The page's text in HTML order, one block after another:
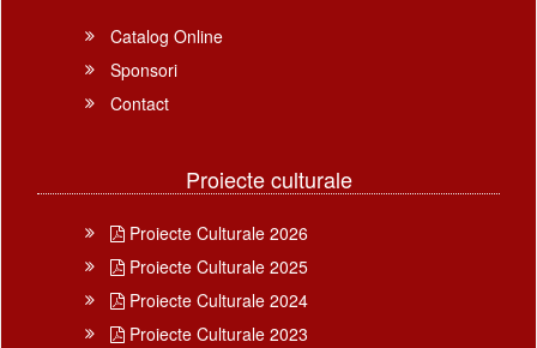
Catalog Online
Sponsori
Contact
Proiecte culturale
Proiecte Culturale 2026
Proiecte Culturale 2025
Proiecte Culturale 2024
Proiecte Culturale 2023